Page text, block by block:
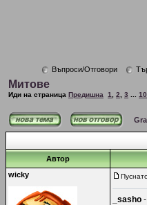
Въпроси/Отговори
Митове
Иди на страница Предишна 1 2 3 10
Автор
wicky
_sasho